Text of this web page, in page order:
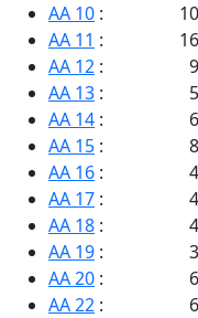
AA 10 :
AA 11 :
AA 12 :
AA 13 :
AA 14 :
AA 15 :
AA 16 :
AA 17 :
AA 18 :
AA 19 :
AA 20 :
AA 22 :